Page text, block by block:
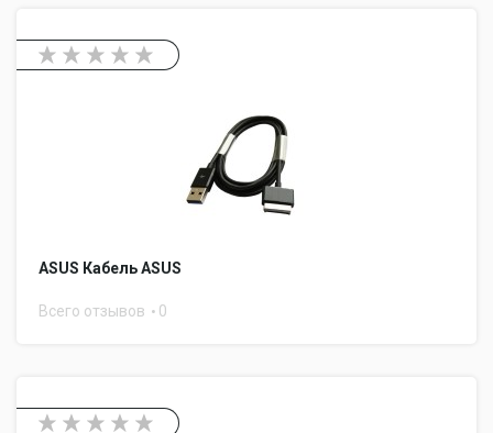
ASUS Кабель ASUS
Всего отзывов 0